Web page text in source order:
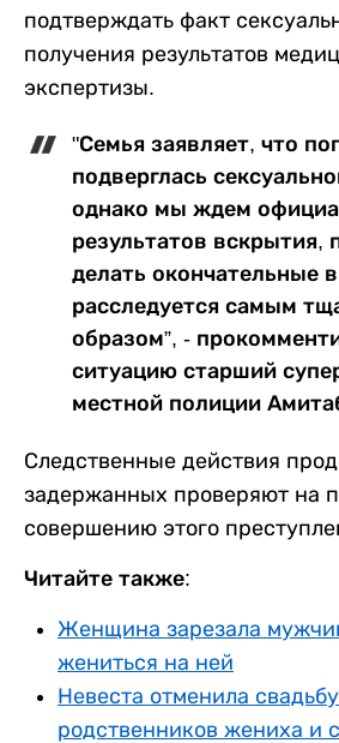
подтверждать факт
получения результатов
экспертизы.
"Семья заявляет, что
подверглась
однако мы ждем
результатов вскрытия,
делать окончательные
расследуется самым
образом”, -
ситуацию старший
местной полиции
Следственные действия
задержанных проверяют на
совершению этого
Читайте также:
Женщина зарезала
жениться на ней
Невеста отменила
родственников жениха и